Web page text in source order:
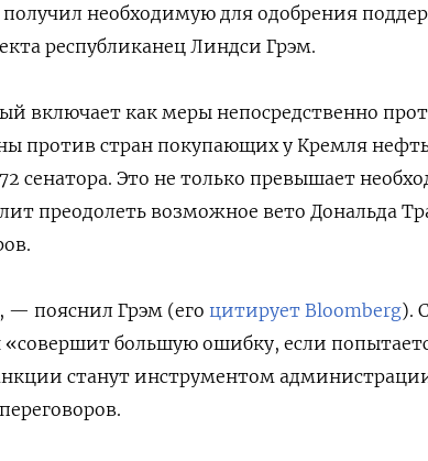
необходимую для одобрения
республиканец Линдси Грэм.
включает как меры непосредственно
против стран покупающих у Кремля
сенатора. Это не только превышает
преодолеть возможное вето Дональда
пояснил Грэм (его цитирует Bloomberg).
большую ошибку, если
станут инструментом